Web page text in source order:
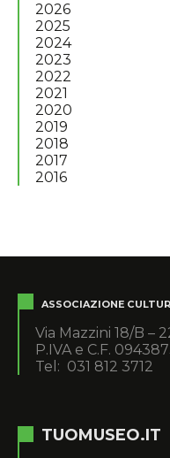
2026
2025
2024
2023
2022
2021
2020
2019
2018
2017
2016
ASSOCIAZIONE
Via Mazzini 18/B –
P.IVA e C.F.
Tel: 031 812 3712
TUOMUSEO.IT